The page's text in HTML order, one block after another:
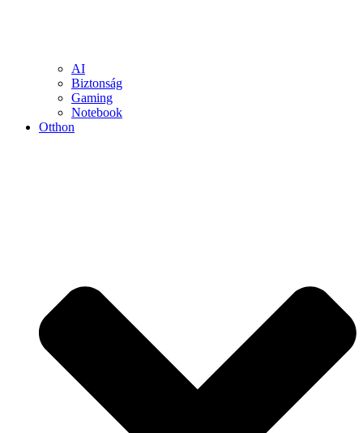
AI
Biztonság
Gaming
Notebook
Otthon